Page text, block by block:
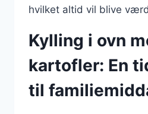
hvilket altid vil blive
Kylling i ovn
kartofler: En
til